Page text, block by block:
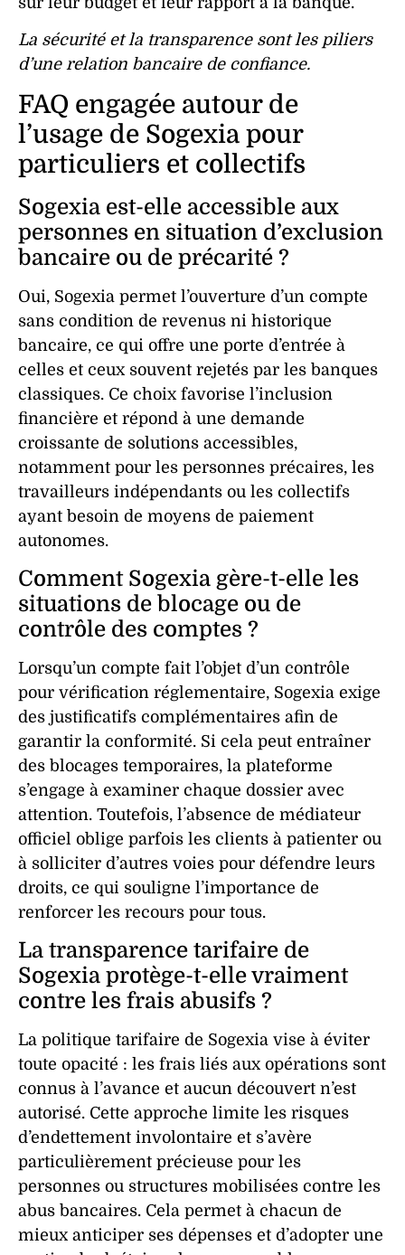
La sécurité et la transparence sont les piliers
d’une relation bancaire de confiance.
FAQ engagée autour de
l’usage de Sogexia pour
particuliers et collectifs
Sogexia est-elle accessible aux
personnes en situation d’exclusion
bancaire ou de précarité ?
Oui, Sogexia permet l’ouverture d’un compte
sans condition de revenus ni historique
bancaire, ce qui offre une porte d’entrée à
celles et ceux souvent rejetés par les banques
classiques. Ce choix favorise l’inclusion
financière et répond à une demande
croissante de solutions accessibles,
notamment pour les personnes précaires, les
travailleurs indépendants ou les collectifs
ayant besoin de moyens de paiement
autonomes.
Comment Sogexia gère-t-elle les
situations de blocage ou de
contrôle des comptes ?
Lorsqu’un compte fait l’objet d’un contrôle
pour vérification réglementaire, Sogexia exige
des justificatifs complémentaires afin de
garantir la conformité. Si cela peut entraîner
des blocages temporaires, la plateforme
s’engage à examiner chaque dossier avec
attention. Toutefois, l’absence de médiateur
officiel oblige parfois les clients à patienter ou
à solliciter d’autres voies pour défendre leurs
droits, ce qui souligne l’importance de
renforcer les recours pour tous.
La transparence tarifaire de
Sogexia protège-t-elle vraiment
contre les frais abusifs ?
La politique tarifaire de Sogexia vise à éviter
toute opacité : les frais liés aux opérations sont
connus à l’avance et aucun découvert n’est
autorisé. Cette approche limite les risques
d’endettement involontaire et s’avère
particulièrement précieuse pour les
personnes ou structures mobilisées contre les
abus bancaires. Cela permet à chacun de
mieux anticiper ses dépenses et d’adopter une